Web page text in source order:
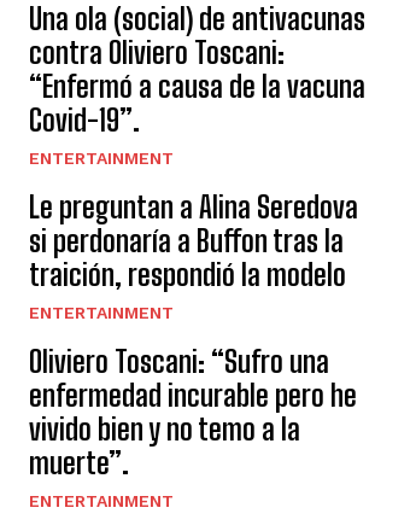
Una ola (social) de antivacunas
contra Oliviero Toscani:
“Enfermó a causa de la vacuna
Covid-19”.
ENTERTAINMENT
Le preguntan a Alina Seredova
si perdonaría a Buffon tras la
traición, respondió la modelo
ENTERTAINMENT
Oliviero Toscani: “Sufro una
enfermedad incurable pero he
vivido bien y no temo a la
muerte”.
ENTERTAINMENT